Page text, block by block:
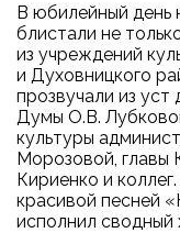
В юбилейный день
блистали не
из учреждений
и Духовницкого
прозвучали из
Думы О.В.
культуры
Морозовой, главы
Кириенко и
красивой песней
исполнил сводный